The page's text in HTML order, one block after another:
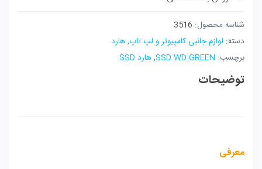
شناسه محصول: 3516
دسته: لوازم جانبی کامپیوتر و لپ تاپ,هارد
برچسب: SSD WD GREEN
,هارد SSD
توضیحات
معرفی